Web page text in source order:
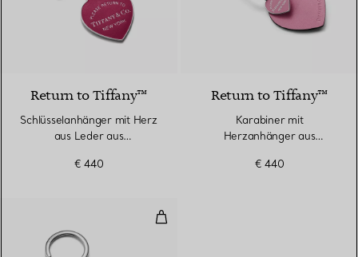
Return to Tiffany™
Schlüsselanhänger mit Herz
aus Leder aus
Messing
€ 440
Return to Tiffany™
Karabiner mit
Herzanhänger aus
€ 440
Schlüsselanhänger mit Herz